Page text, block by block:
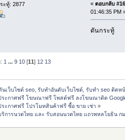
ะทู้: 2877 « ตอบกลับ
01:46:35 PM
ดันกระทู้
1 ...9 10 [11] 12 13
นเว็บไซต์ seo, รับทำอันดับเว็บไซต์, รับทำ seo ติดห
ระกาศฟรี โฆษณาฟรี โพสต์ฟรี ลงโฆษณาติด
ระกาศฟรี โปรโมทสินค้าฟรี ซื้อ ขาย เช่า »
ริการนวดไทย และ รับสอนนวดไทย แถวพหลโยธิน ก